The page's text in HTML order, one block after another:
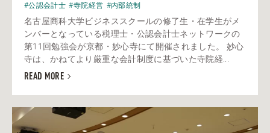
#公認会計士 #寺院経営 #内部統制
名古屋商科大学ビジネススクールの修了生・在学生がメ
ンバーとなっている税理士・公認会計士ネットワークの
第11回勉強会が京都・妙心寺にて開催されました。 妙心
寺は、かねてより厳重な会計制度に基づいた寺院経...
READ MORE